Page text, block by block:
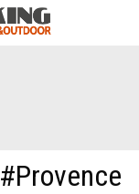
#Provence